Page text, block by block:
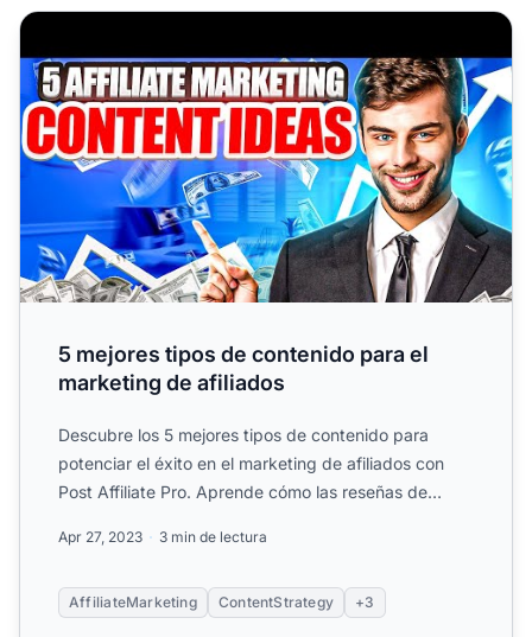
5 mejores tipos de contenido para el marketing de
5 mejores tipos de contenido para el
marketing de afiliados
Descubre los 5 mejores tipos de contenido para
potenciar el éxito en el marketing de afiliados con
Post Affiliate Pro. Aprende cómo las reseñas de
Apr 27, 2023 3 min de lectura
AffiliateMarketing ContentStrategy +3